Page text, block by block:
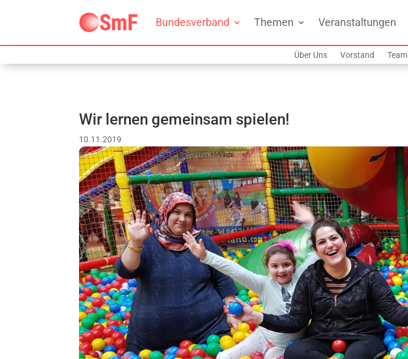
Bundesverband Themen Veranstaltungen
Über Uns Vorstand Team
Wir lernen gemeinsam spielen!
10.11.2019